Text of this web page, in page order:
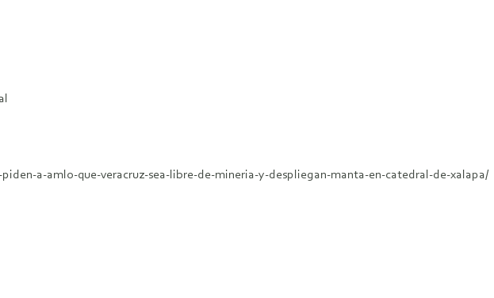
a-amlo-que-veracruz-sea-libre-de-mineria-y-despliegan-manta-en-catedral-de-xalapa/